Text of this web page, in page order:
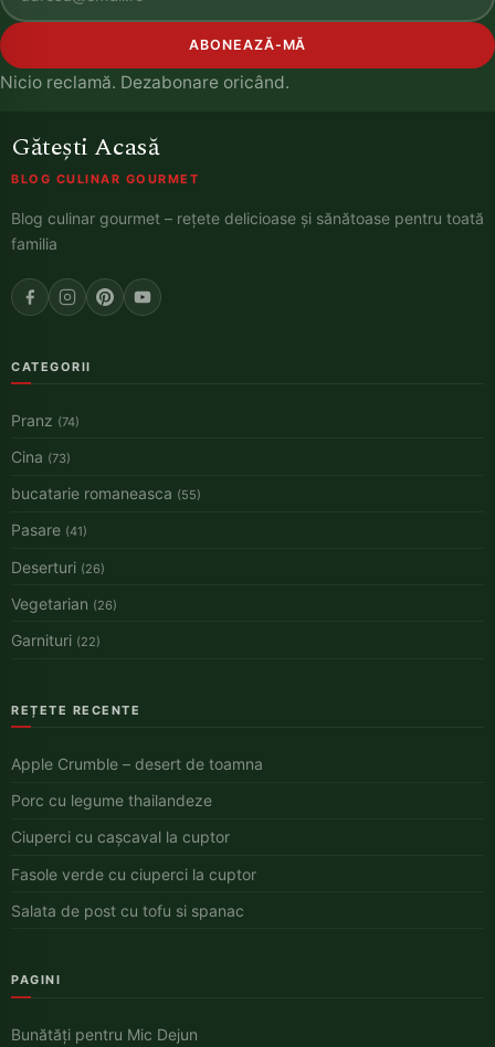
ABONEAZĂ-MĂ
Nicio reclamă. Dezabonare oricând.
Gătești Acasă
BLOG CULINAR GOURMET
Blog culinar gourmet – rețete delicioase și sănătoase pentru toată
familia
CATEGORII
Pranz (74)
Cina (73)
bucatarie romaneasca (55)
Pasare (41)
Deserturi (26)
Vegetarian (26)
Garnituri (22)
REȚETE RECENTE
Apple Crumble – desert de toamna
Porc cu legume thailandeze
Ciuperci cu cașcaval la cuptor
Fasole verde cu ciuperci la cuptor
Salata de post cu tofu si spanac
PAGINI
Bunătăți pentru Mic Dejun